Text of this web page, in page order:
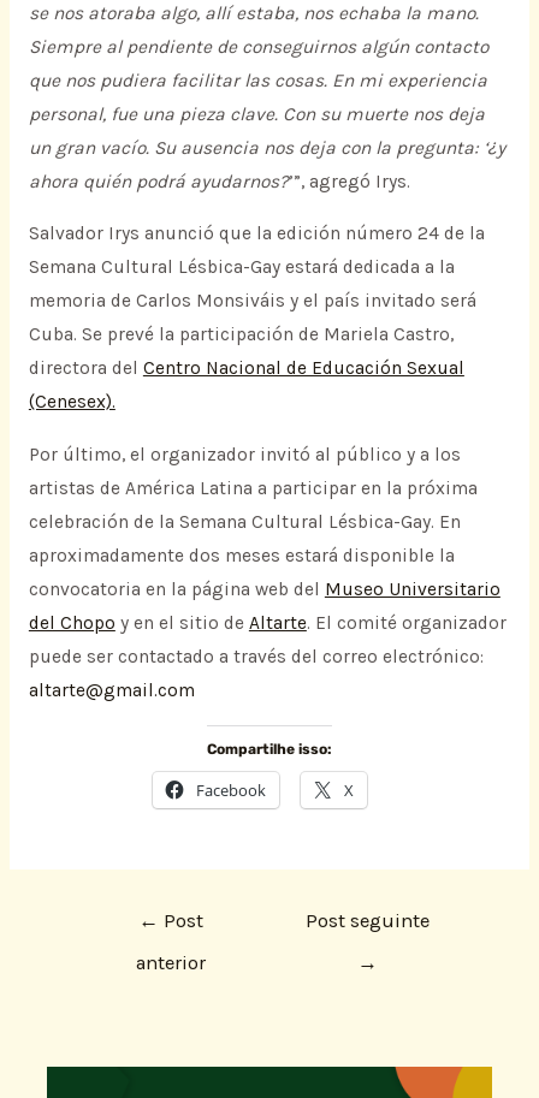
se nos atoraba algo, allí estaba, nos echaba la mano.
Siempre al pendiente de conseguirnos algún contacto
que nos pudiera facilitar las cosas. En mi experiencia
personal, fue una pieza clave. Con su muerte nos deja
un gran vacío. Su ausencia nos deja con la pregunta: ‘¿y
ahora quién podrá ayudarnos?’”, agregó Irys.
Salvador Irys anunció que la edición número 24 de la
Semana Cultural Lésbica-Gay estará dedicada a la
memoria de Carlos Monsiváis y el país invitado será
Cuba. Se prevé la participación de Mariela Castro,
directora del Centro Nacional de Educación Sexual
(Cenesex).
Por último, el organizador invitó al público y a los
artistas de América Latina a participar en la próxima
celebración de la Semana Cultural Lésbica-Gay. En
aproximadamente dos meses estará disponible la
convocatoria en la página web del Museo Universitario
del Chopo y en el sitio de Altarte. El comité organizador
puede ser contactado a través del correo electrónico:
altarte@gmail.com
Compartilhe isso:
Facebook X
← Post
anterior
Post seguinte
→